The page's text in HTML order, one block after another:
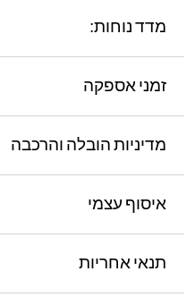
מדד נוחות:
זמני אספקה
מדיניות הובלה והרכבה
איסוף עצמי
תנאי אחריות